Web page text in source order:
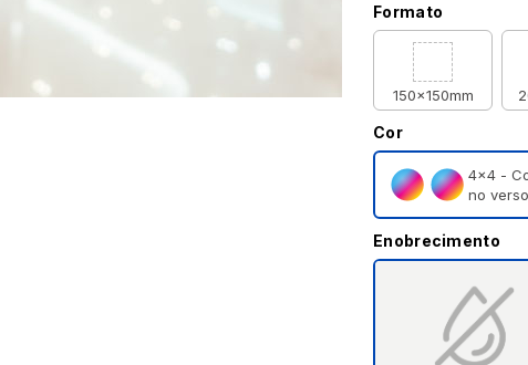
Formato
150x150mm
Cor
4×4 -
no
Enobrecimento